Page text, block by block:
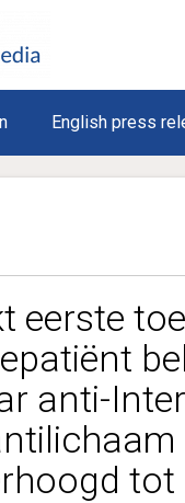
English press
eerste
anti-
tot